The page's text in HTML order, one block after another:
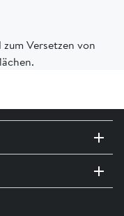
Versetzen von